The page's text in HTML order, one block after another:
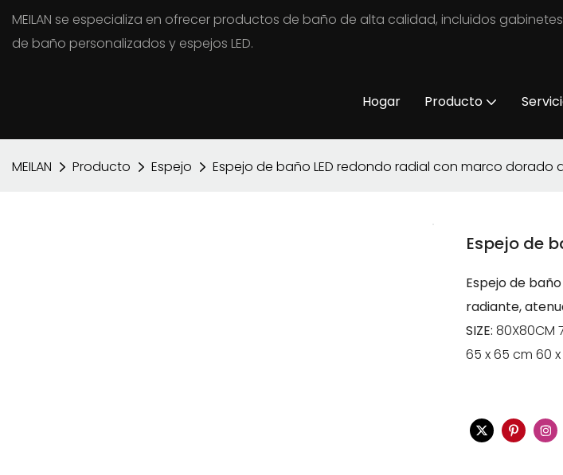
MEILAN se especializa en ofrecer productos de baño de alta calidad, incluidos
de baño personalizados y espejos LED.
Hogar Producto
MEILAN Producto Espejo Espejo de baño LED redondo radial con marco dorado
Espejo de
Espejo de
radiante,
SIZE: 80X80CM
65 x 65 cm 60